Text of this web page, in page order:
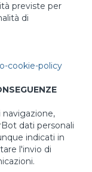
previste per
di
cookie-policy
dati personali
indicati in
l'invio di